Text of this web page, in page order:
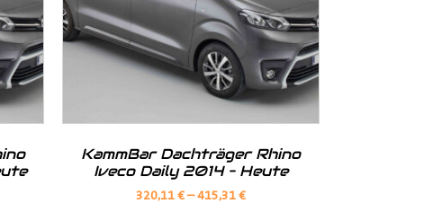
Verfügung.
KammBar Dachträger Rhino
Iveco Daily 2014 – Heute
320,11€–415,31€